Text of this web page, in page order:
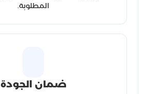
المطلوبة.
ضمان الجودة